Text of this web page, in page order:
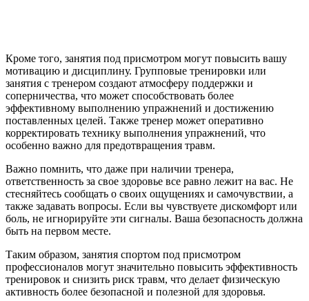
Кроме того, занятия под присмотром могут повысить вашу
мотивацию и дисциплину. Групповые тренировки или
занятия с тренером создают атмосферу поддержки и
соперничества, что может способствовать более
эффективному выполнению упражнений и достижению
поставленных целей. Также тренер может оперативно
корректировать технику выполнения упражнений, что
особенно важно для предотвращения травм.
Важно помнить, что даже при наличии тренера,
ответственность за свое здоровье все равно лежит на вас. Не
стесняйтесь сообщать о своих ощущениях и самочувствии, а
также задавать вопросы. Если вы чувствуете дискомфорт или
боль, не игнорируйте эти сигналы. Ваша безопасность должна
быть на первом месте.
Таким образом, занятия спортом под присмотром
профессионалов могут значительно повысить эффективность
тренировок и снизить риск травм, что делает физическую
активность более безопасной и полезной для здоровья.